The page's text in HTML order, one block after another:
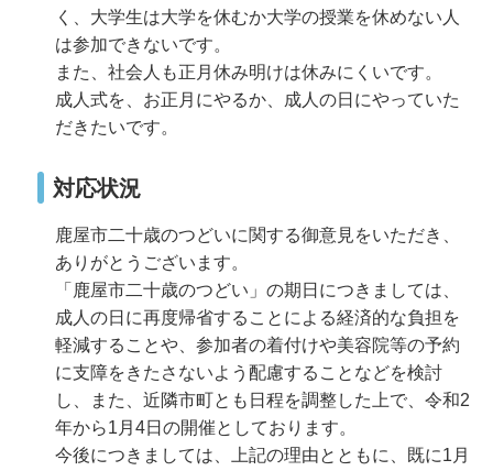
く、大学生は大学を休むか大学の授業を休めない人
は参加できないです。
また、社会人も正月休み明けは休みにくいです。
成人式を、お正月にやるか、成人の日にやっていた
だきたいです。
対応状況
鹿屋市二十歳のつどいに関する御意見をいただき、
ありがとうございます。
「鹿屋市二十歳のつどい」の期日につきましては、
成人の日に再度帰省することによる経済的な負担を
軽減することや、参加者の着付けや美容院等の予約
に支障をきたさないよう配慮することなどを検討
し、また、近隣市町とも日程を調整した上で、令和2
年から1月4日の開催としております。
今後につきましては、上記の理由とともに、既に1月